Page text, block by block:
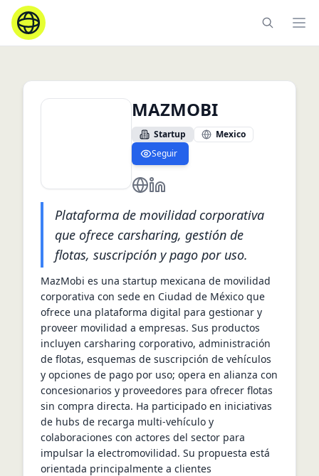
MAZMOBI
Startup
Mexico
Seguir
https://www maz.mobi
https://www.linkedin.com/
Plataforma de movilidad corporativa
que ofrece carsharing, gestión de
flotas, suscripción y pago por uso.
MazMobi es una startup mexicana de movilidad
corporativa con sede en Ciudad de México que
ofrece una plataforma digital para gestionar y
proveer movilidad a empresas. Sus productos
incluyen carsharing corporativo, administración
de flotas, esquemas de suscripción de vehículos
y opciones de pago por uso; opera en alianza con
concesionarios y proveedores para ofrecer flotas
sin compra directa. Ha participado en iniciativas
de hubs de recarga multi‑vehículo y
colaboraciones con actores del sector para
impulsar la electromovilidad. Su propuesta está
orientada principalmente a clientes